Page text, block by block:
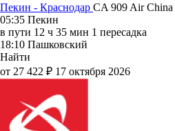
Пекин - Краснодар CA 909 Air China
05:35 Пекин
в пути 12 ч 35 мин 1 пересадка
18:10 Пашковский
Найти
от 27 422 ₽ 17 октября 2026